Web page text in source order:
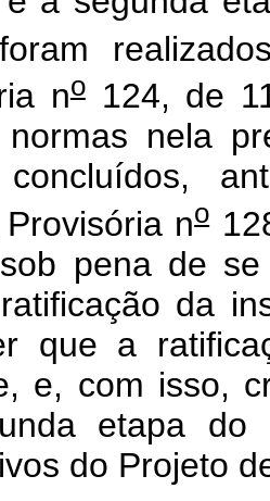
no124, de
nela
concluídos,
no
pena de
da
que a
e, com isso,
etapa do
do Projeto